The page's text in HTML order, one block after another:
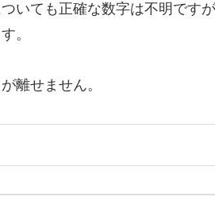
いても正確な数字は不明です
。
離せません。